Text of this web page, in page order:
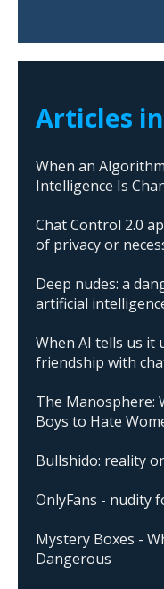
Articles
When an
Intelligence Is
Chat Control 2.0
of privacy or
Deep nudes: a
artificial
When AI tells us it
friendship with
The Manosphere:
Boys to Hate
Bullshido: reality
OnlyFans - nudity
Mystery Boxes -
Dangerous